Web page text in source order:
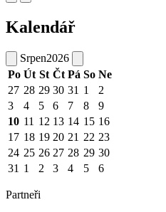
Kalendář
Srpen2026
Po Út St Čt Pá So Ne
27 28 29 30 31 1
2
3
4 5 6 7 8
9
10 11 12 13 14 15 16
17 18 19 20 21 22 23
24 25 26 27 28 29 30
31 1 2 3 4 5 6
Partneři